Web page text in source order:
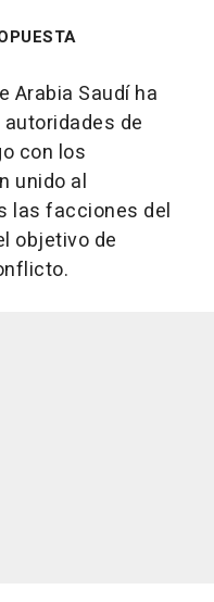
Arabia Saudí ha
de
con los
unido al
las facciones del
objetivo de